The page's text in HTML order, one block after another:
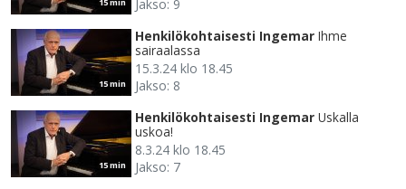
15 min
Jakso: 9
15 min
Henkilökohtaisesti Ingemar Ihme
sairaalassa
15.3.24 klo 18.45
Jakso: 8
15 min
Henkilökohtaisesti Ingemar Uskalla
uskoa!
8.3.24 klo 18.45
Jakso: 7